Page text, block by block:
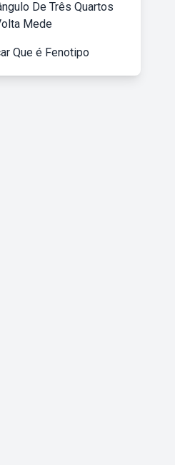
De Três Quartos
Mede
Que é Fenotipo